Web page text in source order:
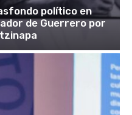
político en
de Guerrero por